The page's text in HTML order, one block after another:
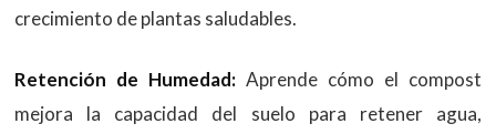
crecimiento de plantas saludables.
Retención de Humedad: Aprende cómo el compost
mejora la capacidad del suelo para retener agua,